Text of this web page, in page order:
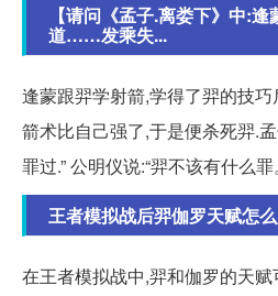
【请问《孟子.离娄下》中:
道……发乘失...
逢蒙跟羿学射箭,学得了羿的技
箭术比自己强了,于是便杀死羿.
罪过.” 公明仪说:“羿不该有什么罪。
王者模拟战后羿伽罗天赋怎
在王者模拟战中,羿和伽罗的天